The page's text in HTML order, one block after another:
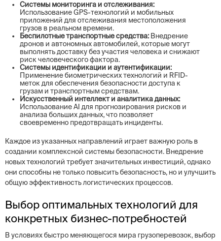
Системы мониторинга и отслеживания:
Использование GPS-технологий и мобильных
приложений для отслеживания местоположения
грузов в реальном времени.
Беспилотные транспортные средства: Внедрение
дронов и автономных автомобилей, которые могут
выполнять доставку без участия человека и снижают
риск человеческого фактора.
Системы идентификации и аутентификации:
Применение биометрических технологий и RFID-
меток для обеспечения безопасности доступа к
грузам и транспортным средствам.
Искусственный интеллект и аналитика данных:
Использование AI для прогнозирования рисков и
анализа больших данных, что позволяет
своевременно предотвращать инциденты.
Каждое из указанных направлений играет важную роль в
создании комплексной системы безопасности. Внедрение
новых технологий требует значительных инвестиций, однако
они способны не только повысить безопасность, но и улучшить
общую эффективность логистических процессов.
Выбор оптимальных технологий для
конкретных бизнес-потребностей
В условиях быстро меняющегося мира грузоперевозок, выбор